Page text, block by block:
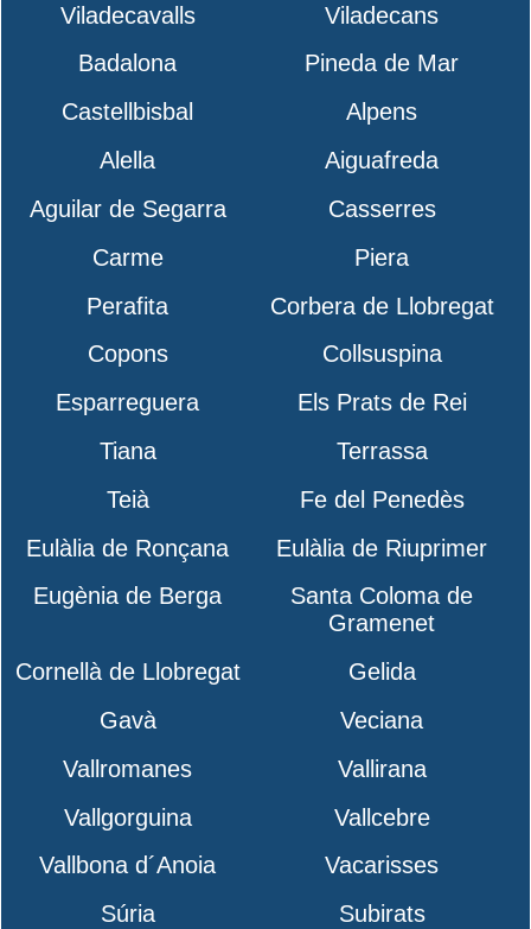
Viladecavalls
Viladecans
Badalona
Pineda de Mar
Castellbisbal
Alpens
Alella
Aiguafreda
Aguilar de Segarra
Casserres
Carme
Piera
Perafita
Corbera de Llobregat
Copons
Collsuspina
Esparreguera
Els Prats de Rei
Tiana
Terrassa
Teià
Fe del Penedès
Eulàlia de Ronçana
Eulàlia de Riuprimer
Eugènia de Berga
Santa Coloma de
Gramenet
Cornellà de Llobregat
Gelida
Gavà
Veciana
Vallromanes
Vallirana
Vallgorguina
Vallcebre
Vallbona d´Anoia
Vacarisses
Súria
Subirats